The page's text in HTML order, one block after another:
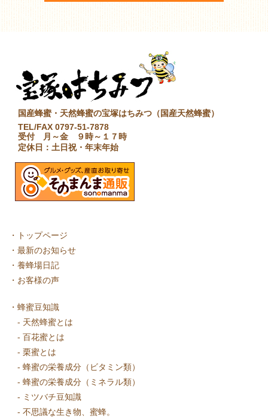
国産蜂蜜・天然蜂蜜の宝塚はちみつ（国産天然蜂蜜）
TEL/FAX 0797-51-7878
受付 月～金 ９時～１７時
定休日：土日祝・年末年始
・
トップページ
・ 最新のお知らせ
・ 養蜂場日記
・ お客様の声
・ 蜂蜜豆知識
- 天然蜂蜜とは
- 百花蜜とは
- 栗蜜とは
- 蜂蜜の栄養成分（ビタミン類）
- 蜂蜜の栄養成分（ミネラル類）
- ミツバチ豆知識
- 不思議な生き物、蜜蜂。